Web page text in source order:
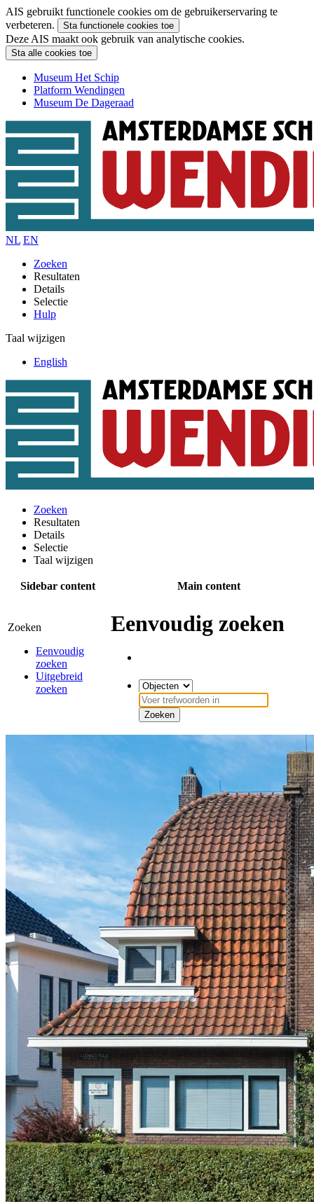
AIS gebruikt functionele cookies om de gebruikerservaring te
verbeteren.
Sta functionele cookies toe
Deze AIS maakt ook gebruik van analytische cookies.
Sta alle cookies toe
Museum Het Schip
Platform Wendingen
Museum De Dageraad
NL EN
Zoeken
Resultaten
Details
Selectie
Hulp
Taal wijzigen
English
Zoeken
Resultaten
Details
Selectie
Taal wijzigen
Sidebar content Main content
Zoeken
Eenvoudig
zoeken
Uitgebreid
zoeken
Eenvoudig zoeken